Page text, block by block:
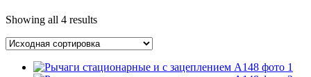
Showing all 4 results